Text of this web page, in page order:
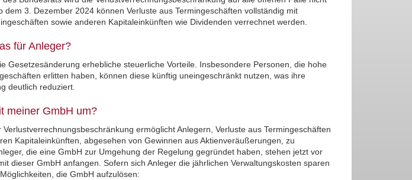
dem 3. Dezember 2024 können Verluste aus Termingeschäften vollständig mit
sowie anderen Kapitaleinkünften wie Dividenden verrechnet werden.
für Anleger?
Gesetzesänderung erhebliche steuerliche Vorteile. Insbesondere Personen, die hohe
erlitten haben, können diese künftig uneingeschränkt nutzen, was ihre
deutlich reduziert.
meiner GmbH um?
Verlustverrechnungsbeschränkung ermöglicht Anlegern, Verluste aus Termingeschäften
Kapitaleinkünften, abgesehen von Gewinnen aus Aktienveräußerungen, zu
die eine GmbH zur Umgehung der Regelung gegründet haben, stehen jetzt vor
dieser GmbH anfangen. Sofern sich Anleger die jährlichen Verwaltungskosten sparen
die GmbH aufzulösen: